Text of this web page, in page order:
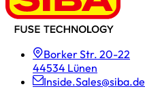
Borker Str. 20-22
44534 Lünen
Inside.Sales@siba.de